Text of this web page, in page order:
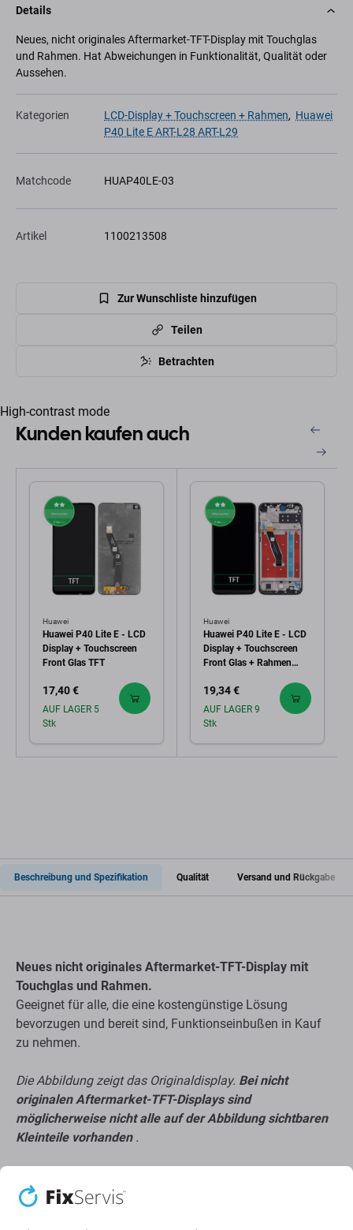
Details
Neues, nicht originales Aftermarket-TFT-Display mit Touchglas
und Rahmen. Hat Abweichungen in Funktionalität, Qualität oder
Aussehen.
Kategorien LCD-Display + Touchscreen + Rahmen, Huawei
P40 Lite E ART-L28 ART-L29
Matchcode HUAP40LE-03
Artikel 1100213508
Zur Wunschliste hinzufügen
Teilen
Betrachten
High-contrast mode
Kunden kaufen auch
Huawei
Huawei P40 Lite E - LCD
Display + Touchscreen
Front Glas TFT
17,40 €
AUF LAGER 5
Stk
Huawei
Huawei P40 Lite E - LCD
Display + Touchscreen
Front Glas + Rahmen
19,34 €
AUF LAGER 9
Stk
Beschreibung und Spezifikation Qualität Versand und Rückgabe
Neues nicht originales Aftermarket-TFT-Display mit
Touchglas und Rahmen.
Geeignet für alle, die eine kostengünstige Lösung
bevorzugen und bereit sind, Funktionseinbußen in Kauf
zu nehmen.
Die Abbildung zeigt das Originaldisplay. Bei nicht
originalen Aftermarket-TFT-Displays sind
möglicherweise nicht alle auf der Abbildung sichtbaren
Kleinteile vorhanden.